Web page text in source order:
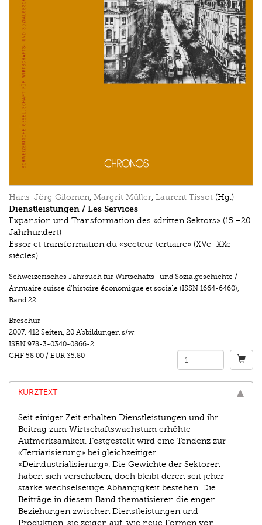
Hans-Jörg Gilomen, Margrit Müller, Laurent Tissot (Hg.)
Dienstleistungen / Les Services
Expansion und Transformation des «dritten Sektors» (15.–20.
Jahrhundert)
Essor et transformation du «secteur tertiaire» (XVe–XXe
siècles)
Schweizerisches Jahrbuch für Wirtschafts- und Sozialgeschichte /
Annuaire suisse d’histoire économique et sociale (ISSN 1664-6460),
Band 22
Broschur
2007. 412 Seiten, 20 Abbildungen s/w.
ISBN 978-3-0340-0866-2
CHF 58.00 / EUR 35.80
KURZTEXT
Seit einiger Zeit erhalten Dienstleistungen und ihr
Beitrag zum Wirtschaftswachstum erhöhte
Aufmerksamkeit. Festgestellt wird eine Tendenz zur
«Tertiarisierung» bei gleichzeitiger
«Deindustrialisierung». Die Gewichte der Sektoren
haben sich verschoben, doch bleibt deren seit jeher
starke wechselseitige Abhängigkeit bestehen. Die
Beiträge in diesem Band thematisieren die engen
Beziehungen zwischen Dienstleistungen und
Produktion, sie zeigen auf, wie neue Formen von